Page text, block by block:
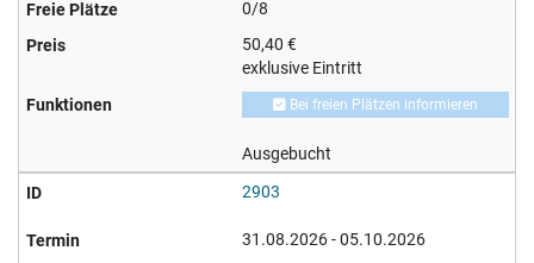
0/8
50,40 €
exklusive Eintritt
Bei freien Plätzen informieren
Ausgebucht
2903
31.08.2026 - 05.10.2026